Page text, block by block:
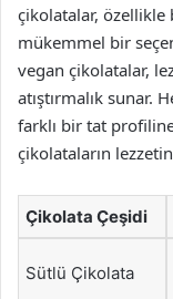
çikolatalar,
mükemmel bir
vegan çikolatalar,
atıştırmalık sunar.
farklı bir tat
çikolataların
Çikolata Çeşidi
Sütlü Çikolata